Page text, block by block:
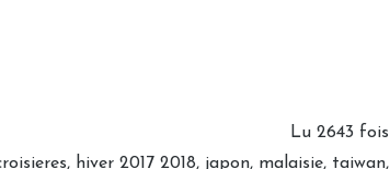
Lu 2643 fois
, hiver 2017 2018, japon, malaisie, taiwan,